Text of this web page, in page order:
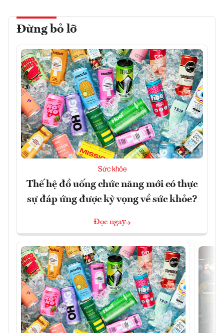
Đừng bỏ lỡ
Sức khỏe
Thế hệ đồ uống chức năng mới có thực
sự đáp ứng được kỳ vọng về sức khỏe?
Đọc ngay